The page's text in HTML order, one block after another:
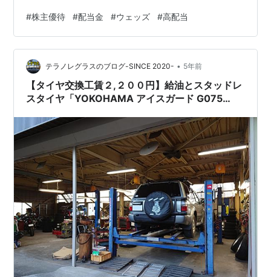
×2,000株＝20,000円。 私は現在特定口座で保有をして
おります。 税引き後の入金金額は17,969円となりまし
た。 ウェッズ（7551） ウェッズの紹介していきたいと
思います。 配当金入金月（いつもらえるの？） 6月と12
月 権利確定月 9月 株価 528円…
#株主優待 #配当金 #ウェッズ #高配当
テラノレグラスのブログ-SINCE 2020- • 5年前
【タイヤ交換工賃２,２００円】給油とスタッドレ
スタイヤ「YOKOHAMA アイスガード G075
テラノレグラスに無事装着！